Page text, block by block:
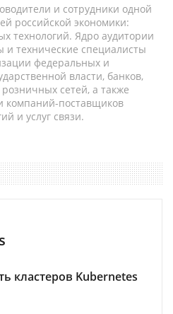
и сотрудники одной
российской экономики:
технологий. Ядро аудитории
и технические специалисты
федеральных и
власти, банков,
сетей, а также
компаний-поставщиков
и услуг связи.
кластеров Kubernetes